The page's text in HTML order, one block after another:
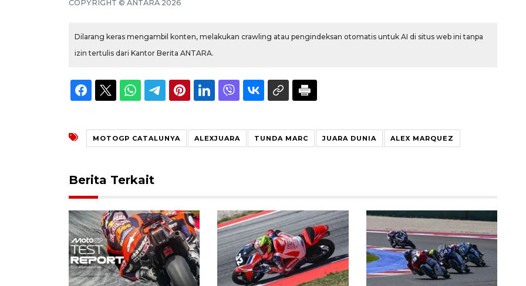
COPYRIGHT © ANTARA 2026
Dilarang keras mengambil konten, melakukan crawling atau pengindeksan otomatis untuk AI di situs web ini tanpa
izin tertulis dari Kantor Berita ANTARA.
MOTOGP CATALUNYA ALEXJUARA TUNDA MARC JUARA DUNIA ALEX MARQUEZ
Berita Terkait